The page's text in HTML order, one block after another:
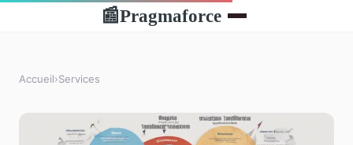
📰Pragmaforce
Accueil›Services